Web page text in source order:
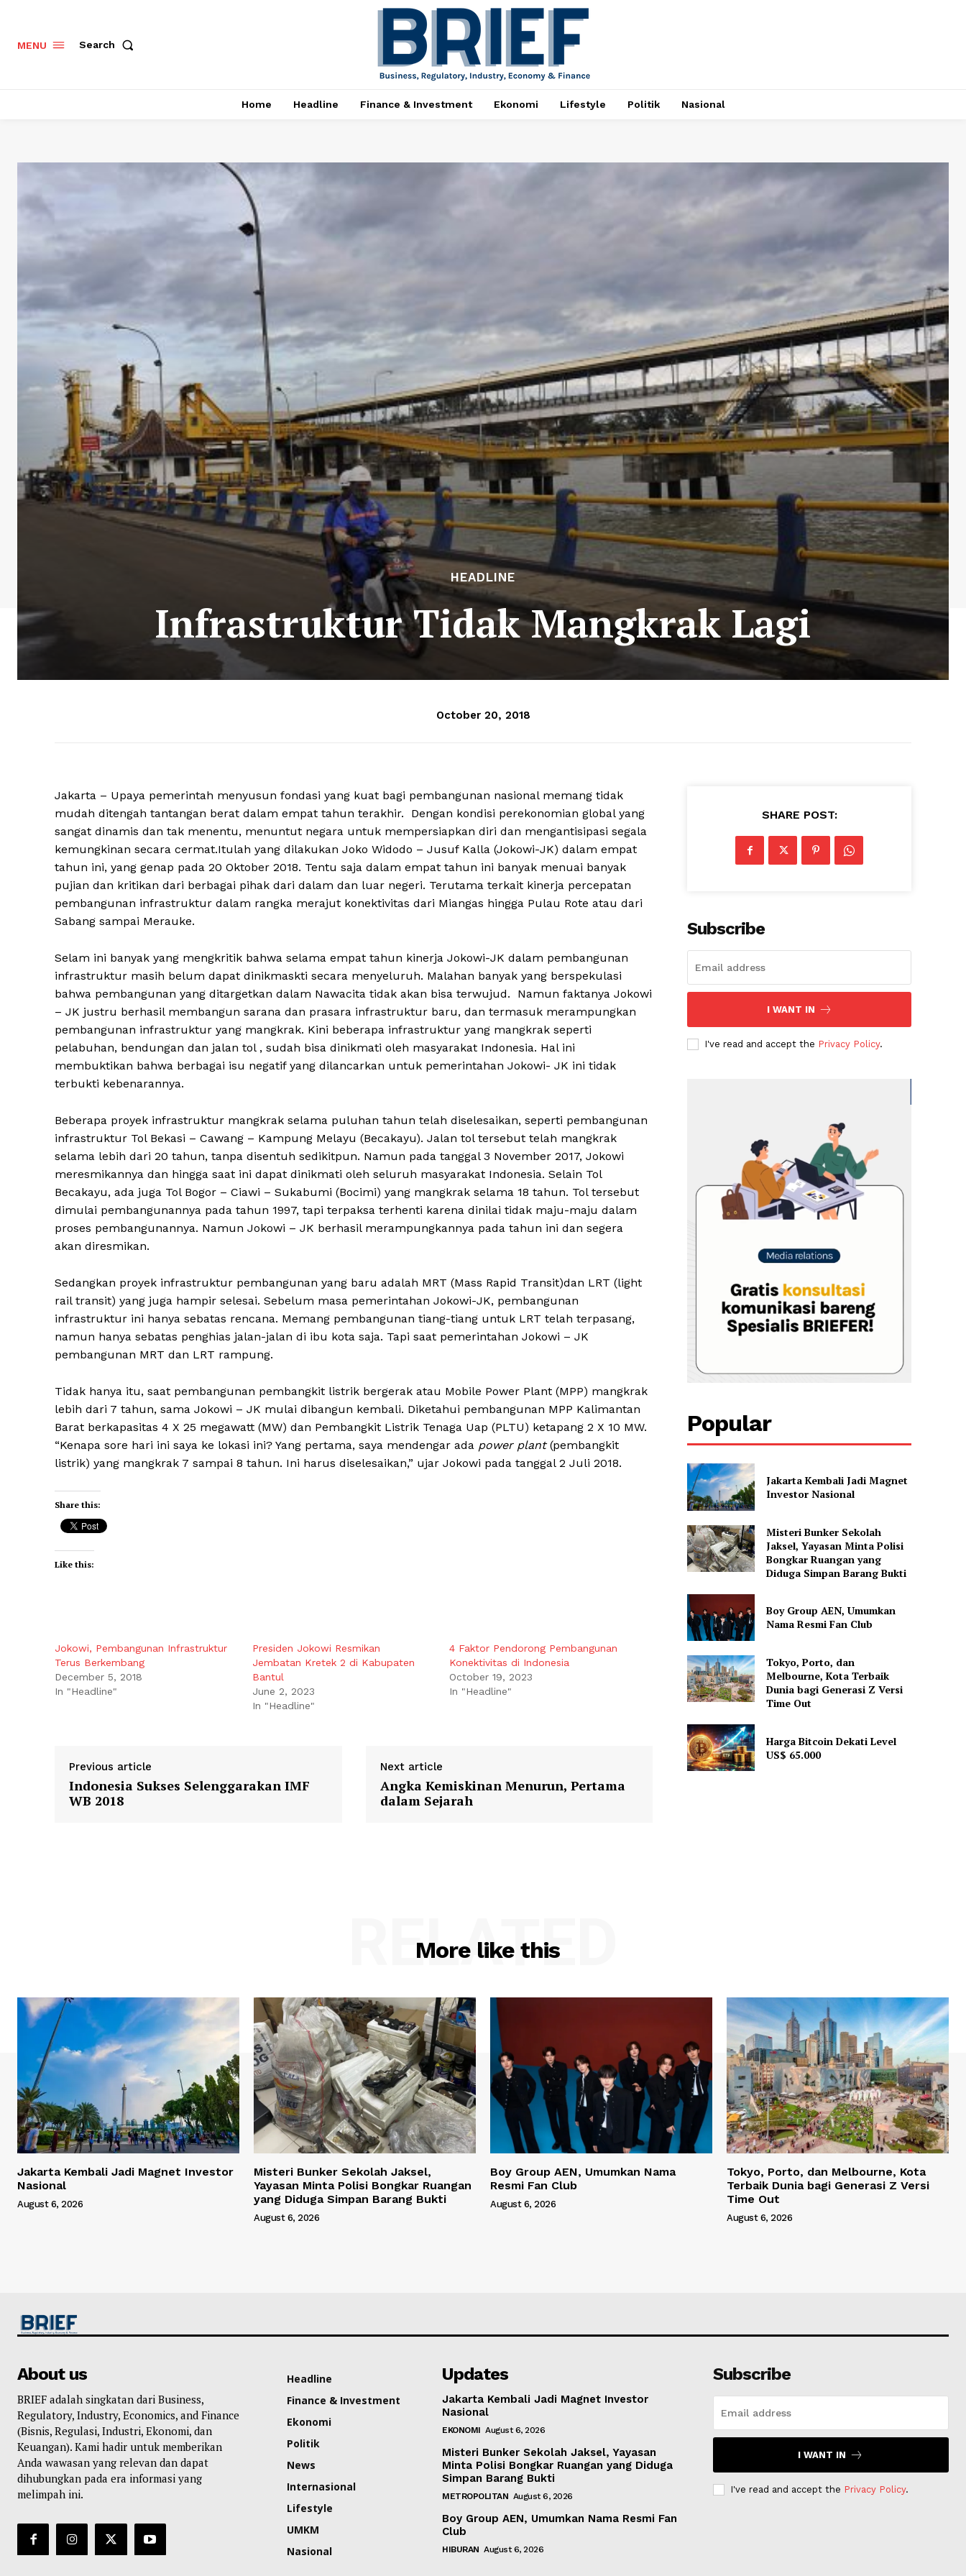
MENU Search
Home Headline Finance & Investment Ekonomi Lifestyle Politik Nasional
HEADLINE
Infrastruktur Tidak Mangkrak Lagi
October 20, 2018
Jakarta – Upaya pemerintah menyusun fondasi yang kuat bagi pembangunan nasional memang tidak
mudah ditengah tantangan berat dalam empat tahun terakhir. Dengan kondisi perekonomian global yang
sangat dinamis dan tak menentu, menuntut negara untuk mempersiapkan diri dan mengantisipasi segala
kemungkinan secara cermat.Itulah yang dilakukan Joko Widodo – Jusuf Kalla (Jokowi-JK) dalam empat
tahun ini, yang genap pada 20 Oktober 2018. Tentu saja dalam empat tahun ini banyak menuai banyak
pujian dan kritikan dari berbagai pihak dari dalam dan luar negeri. Terutama terkait kinerja percepatan
pembangunan infrastruktur dalam rangka merajut konektivitas dari Miangas hingga Pulau Rote atau dari
Sabang sampai Merauke.
Selam ini banyak yang mengkritik bahwa selama empat tahun kinerja Jokowi-JK dalam pembangunan
infrastruktur masih belum dapat dinikmaskti secara menyeluruh. Malahan banyak yang berspekulasi
bahwa pembangunan yang ditargetkan dalam Nawacita tidak akan bisa terwujud. Namun faktanya Jokowi
– JK justru berhasil membangun sarana dan prasara infrastruktur baru, dan termasuk merampungkan
pembangunan infrastruktur yang mangkrak. Kini beberapa infrastruktur yang mangkrak seperti
pelabuhan, bendungan dan jalan tol , sudah bisa dinikmati oleh masyarakat Indonesia. Hal ini
membuktikan bahwa berbagai isu negatif yang dilancarkan untuk pemerintahan Jokowi- JK ini tidak
terbukti kebenarannya.
Beberapa proyek infrastruktur mangkrak selama puluhan tahun telah diselesaikan, seperti pembangunan
infrastruktur Tol Bekasi – Cawang – Kampung Melayu (Becakayu). Jalan tol tersebut telah mangkrak
selama lebih dari 20 tahun, tanpa disentuh sedikitpun. Namun pada tanggal 3 November 2017, Jokowi
meresmikannya dan hingga saat ini dapat dinikmati oleh seluruh masyarakat Indonesia. Selain Tol
Becakayu, ada juga Tol Bogor – Ciawi – Sukabumi (Bocimi) yang mangkrak selama 18 tahun. Tol tersebut
dimulai pembangunannya pada tahun 1997, tapi terpaksa terhenti karena dinilai tidak maju-maju dalam
proses pembangunannya. Namun Jokowi – JK berhasil merampungkannya pada tahun ini dan segera
akan diresmikan.
Sedangkan proyek infrastruktur pembangunan yang baru adalah MRT (Mass Rapid Transit)dan LRT (light
rail transit) yang juga hampir selesai. Sebelum masa pemerintahan Jokowi-JK, pembangunan
infrastruktur ini hanya sebatas rencana. Memang pembangunan tiang-tiang untuk LRT telah terpasang,
namun hanya sebatas penghias jalan-jalan di ibu kota saja. Tapi saat pemerintahan Jokowi – JK
pembangunan MRT dan LRT rampung.
Tidak hanya itu, saat pembangunan pembangkit listrik bergerak atau Mobile Power Plant (MPP) mangkrak
lebih dari 7 tahun, sama Jokowi – JK mulai dibangun kembali. Diketahui pembangunan MPP Kalimantan
Barat berkapasitas 4 X 25 megawatt (MW) dan Pembangkit Listrik Tenaga Uap (PLTU) ketapang 2 X 10 MW.
“Kenapa sore hari ini saya ke lokasi ini? Yang pertama, saya mendengar ada power plant(pembangkit
listrik) yang mangkrak 7 sampai 8 tahun. Ini harus diselesaikan,” ujar Jokowi pada tanggal 2 Juli 2018.
Share this:
Like this:
Jokowi, Pembangunan Infrastruktur
Terus Berkembang
December 5, 2018
In "Headline"
Presiden Jokowi Resmikan
Jembatan Kretek 2 di Kabupaten
Bantul
June 2, 2023
In "Headline"
4 Faktor Pendorong Pembangunan
Konektivitas di Indonesia
October 19, 2023
In "Headline"
Previous article
Indonesia Sukses Selenggarakan IMF
WB 2018
Next article
Angka Kemiskinan Menurun, Pertama
dalam Sejarah
SHARE POST:
Subscribe
I WANT IN
I've read and accept the Privacy Policy.
Popular
Jakarta Kembali Jadi Magnet
Investor Nasional
Misteri Bunker Sekolah
Jaksel, Yayasan Minta Polisi
Bongkar Ruangan yang
Diduga Simpan Barang Bukti
Boy Group AEN, Umumkan
Nama Resmi Fan Club
Tokyo, Porto, dan
Melbourne, Kota Terbaik
Dunia bagi Generasi Z Versi
Time Out
Harga Bitcoin Dekati Level
US$ 65.000
More like this
RELATED
Jakarta Kembali Jadi Magnet Investor
Nasional
August 6, 2026
Misteri Bunker Sekolah Jaksel,
Yayasan Minta Polisi Bongkar Ruangan
yang Diduga Simpan Barang Bukti
August 6, 2026
Boy Group AEN, Umumkan Nama
Resmi Fan Club
August 6, 2026
Tokyo, Porto, dan Melbourne, Kota
Terbaik Dunia bagi Generasi Z Versi
Time Out
August 6, 2026
About us
BRIEF adalah singkatan dari Business,
Regulatory, Industry, Economics, and Finance
(Bisnis, Regulasi, Industri, Ekonomi, dan
Keuangan). Kami hadir untuk memberikan
Anda wawasan yang relevan dan dapat
dihubungkan pada era informasi yang
melimpah ini.
Headline
Finance & Investment
Ekonomi
Politik
News
Internasional
Lifestyle
UMKM
Nasional
Updates
Jakarta Kembali Jadi Magnet Investor
Nasional
EKONOMI August 6, 2026
Misteri Bunker Sekolah Jaksel, Yayasan
Minta Polisi Bongkar Ruangan yang Diduga
Simpan Barang Bukti
METROPOLITAN August 6, 2026
Boy Group AEN, Umumkan Nama Resmi Fan
Club
HIBURAN August 6, 2026
Subscribe
I WANT IN
I've read and accept the Privacy Policy.